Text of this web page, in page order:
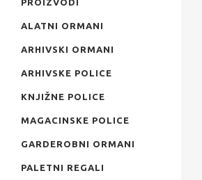
PROIZVODI
ALATNI ORMANI
ARHIVSKI ORMANI
ARHIVSKE POLICE
KNJIŽNE POLICE
MAGACINSKE POLICE
GARDEROBNI ORMANI
PALETNI REGALI